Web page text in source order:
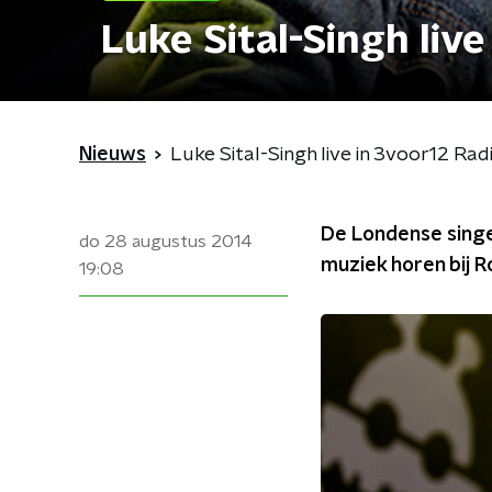
Luke Sital-Singh
Nieuws Luke Sital-Singh live in 3voor12
do 28 augustus 2014
19:08
De Londense
muziek horen bij